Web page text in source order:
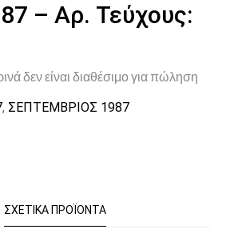
– Αρ. Τεύχους:
δεν είναι διαθέσιμο για πώληση
, ΣΕΠΤΕΜΒΡΙΟΣ 1987
ΣΧΕΤΙΚΆ ΠΡΟΪΌΝΤΑ